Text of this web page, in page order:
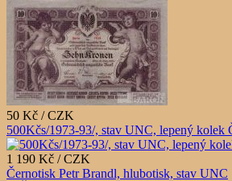
50 Kč / CZK
500Kčs/1973-93/, stav UNC, lepený kolek
1 190 Kč / CZK
Černotisk Petr Brandl, hlubotisk, stav UNC